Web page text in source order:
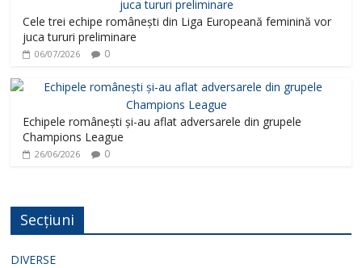
Cele trei echipe românești din Liga Europeană feminină vor
juca tururi preliminare
06/07/2026 0
Echipele românești și-au aflat adversarele din grupele
Champions League
26/06/2026 0
Secțiuni
DIVERSE